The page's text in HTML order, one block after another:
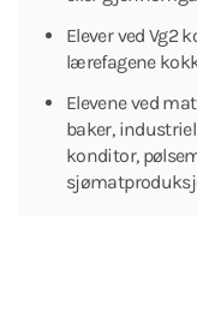
Elever ved Vg2
lærefagene
Elevene ved
baker,
konditor,